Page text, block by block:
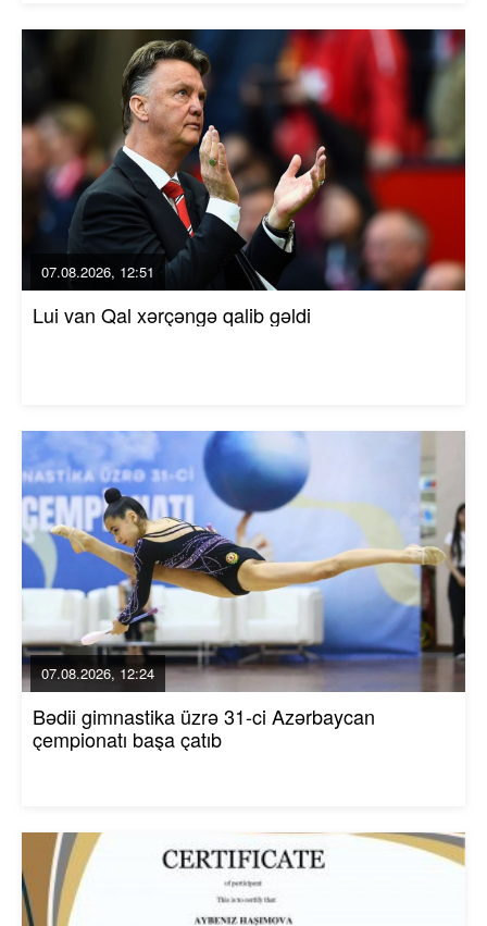
07.08.2026, 12:51
Lui van Qal xərçəngə qalib gəldi
07.08.2026, 12:24
Bədii gimnastika üzrə 31-ci Azərbaycan
çempionatı başa çatıb